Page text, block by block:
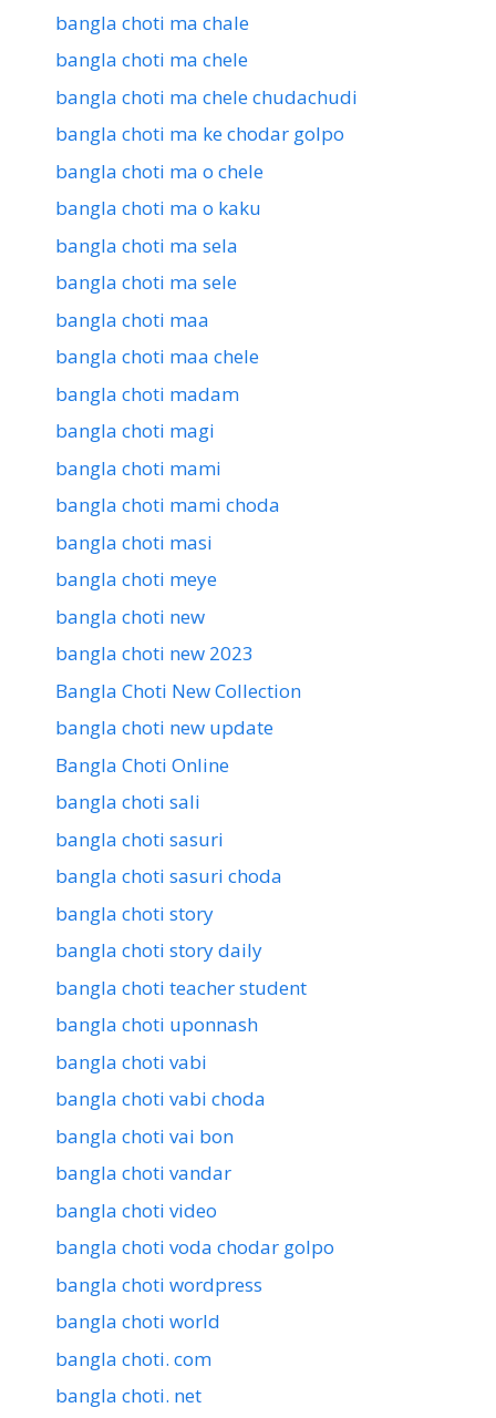
bangla choti ma chale
bangla choti ma chele
bangla choti ma chele chudachudi
bangla choti ma ke chodar golpo
bangla choti ma o chele
bangla choti ma o kaku
bangla choti ma sela
bangla choti ma sele
bangla choti maa
bangla choti maa chele
bangla choti madam
bangla choti magi
bangla choti mami
bangla choti mami choda
bangla choti masi
bangla choti meye
bangla choti new
bangla choti new 2023
Bangla Choti New Collection
bangla choti new update
Bangla Choti Online
bangla choti sali
bangla choti sasuri
bangla choti sasuri choda
bangla choti story
bangla choti story daily
bangla choti teacher student
bangla choti uponnash
bangla choti vabi
bangla choti vabi choda
bangla choti vai bon
bangla choti vandar
bangla choti video
bangla choti voda chodar golpo
bangla choti wordpress
bangla choti world
bangla choti. com
bangla choti. net